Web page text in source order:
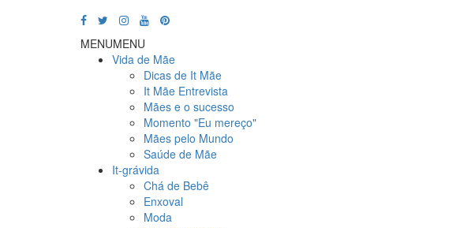
MENUMENU
Vida de Mãe
Dicas de It Mãe
It Mãe Entrevista
Mães e o sucesso
Momento "Eu mereço"
Mães pelo Mundo
Saúde de Mãe
It-grávida
Chá de Bebê
Enxoval
Moda